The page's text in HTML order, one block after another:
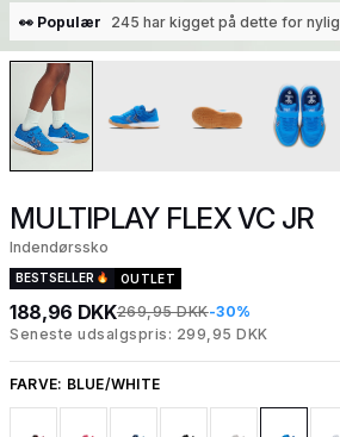
👀 Populær 245 har kigget på dette for nylig
MULTIPLAY FLEX VC JR
Indendørssko
BESTSELLER OUTLET
188,96 DKK269,95 DKK-30%
Seneste udsalgspris: 299,95 DKK
FARVE: BLUE/WHITE